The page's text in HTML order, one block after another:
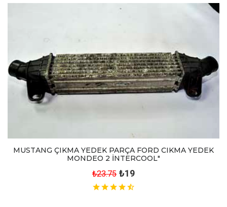
MUSTANG ÇIKMA YEDEK PARÇA FORD CIKMA YEDEK
MONDEO 2 İNTERCOOL"
₺23.75 ₺19